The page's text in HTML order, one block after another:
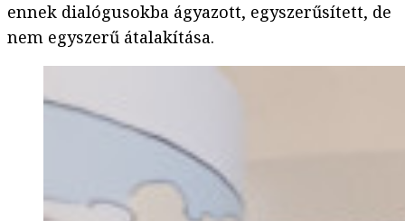
ennek dialógusokba ágyazott, egyszerűsített, de
nem egyszerű átalakítása.